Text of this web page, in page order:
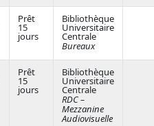
Prêt
15
jours
Bibliothèque
Universitaire
Centrale
Bureaux
Prêt
15
jours
Bibliothèque
Universitaire
Centrale
RDC –
Mezzanine
Audiovisuelle